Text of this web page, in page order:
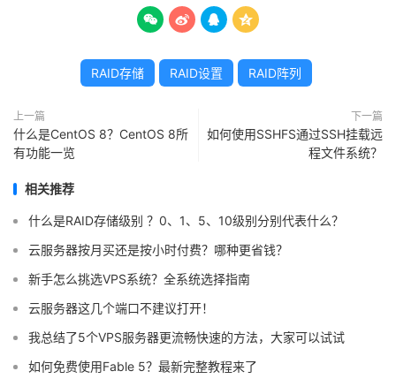
   
RAID存储 RAID设置 RAID阵列
上一篇
什么是CentOS 8？CentOS 8所
有功能一览
下一篇
如何使用SSHFS通过SSH挂载远
程文件系统？
相关推荐
什么是RAID存储级别 ？0、1、5、10级别分别代表什么？
云服务器按月买还是按小时付费？哪种更省钱？
新手怎么挑选VPS系统？全系统选择指南
云服务器这几个端口不建议打开！
我总结了5个VPS服务器更流畅快速的方法，大家可以试试
如何免费使用Fable 5？最新完整教程来了